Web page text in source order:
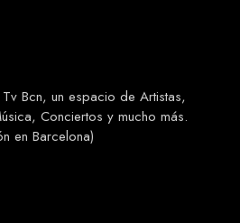
Bcn, un espacio de Artistas,
Conciertos y mucho más.
en Barcelona)